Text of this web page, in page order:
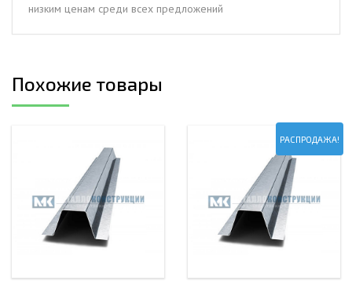
низким ценам среди всех предложений
Похожие товары
РАСПРОДАЖА!